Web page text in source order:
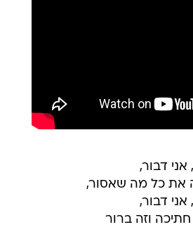
דבור,
את כל מה שאסור,
דבור,
וזה ברור